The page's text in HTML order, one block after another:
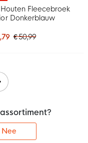
Houten Fleecebroek
Donkerblauw
€ 50,99
Volgende
Nee